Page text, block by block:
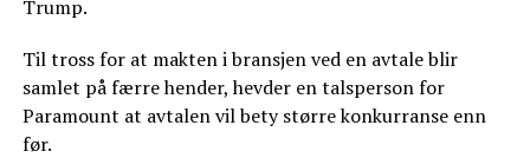
Trump.
Til tross for at makten i bransjen ved en avtale blir
samlet på færre hender, hevder en talsperson for
Paramount at avtalen vil bety større konkurranse enn
før.